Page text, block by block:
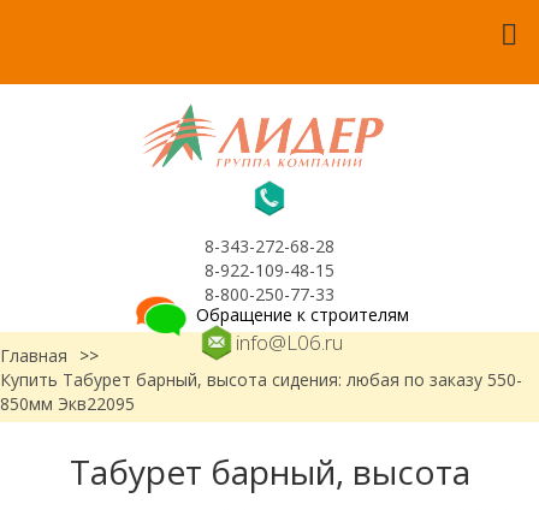
8-343-272-68-28
8-922-109-48-15
8-800-250-77-33
info@L06.ru
Обращение к строителям
Главная
>>
Купить Табурет барный, высота сидения: любая по заказу 550-
850мм Экв22095
Табурет барный, высота